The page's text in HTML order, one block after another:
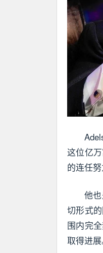
这位亿
的连任努
他
切形式
围内完
取得进展